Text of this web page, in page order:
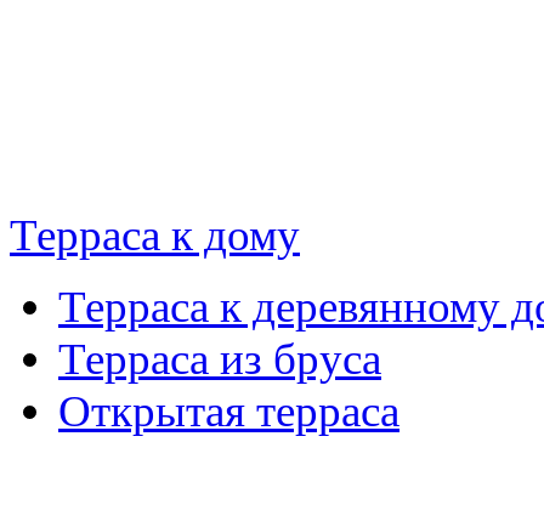
Терраса к дому
Терраса к деревянному
Терраса из бруса
Открытая терраса